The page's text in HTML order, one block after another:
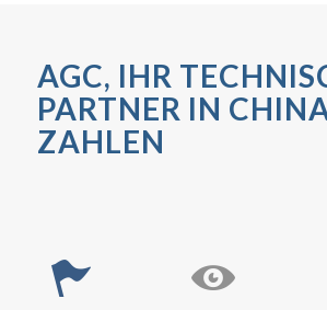
AGC, IHR
PARTNER IN
ZAHLEN